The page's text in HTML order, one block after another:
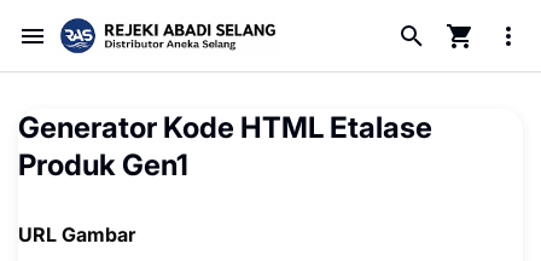
Generator Kode HTML Etalase
Produk Gen1
URL Gambar